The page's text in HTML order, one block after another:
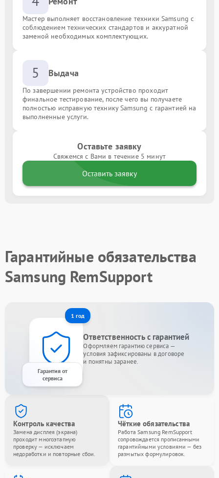
Мастер выполняет восстановление техники Samsung с
соблюдением технических стандартов и аккуратной
заменой необходимых комплектующих.
5 Выдача
По завершении ремонта устройство проходит
финальное тестирование, после чего вы получаете
полностью исправную технику Samsung с гарантией на
выполненные услуги.
Оставьте заявку
Свяжемся с Вами в течение 5 минут
Оставить заявку
Гарантийные обязательства
Samsung RemSupport
1 год
Гарантия от
сервиса
Ответственность с гарантией
Оформляем гарантию сервиса —
условия зафиксированы в договоре
и понятны заранее.
Контроль качества
Замена дисплея (экрана)
проходит многоэтапную
проверку — исключаем
недоработки и повторные сбои.
Чёткие обязательства
Работа Samsung RemSupport
сопровождается прописанными
гарантийными условиями — без
размытых формулировок.